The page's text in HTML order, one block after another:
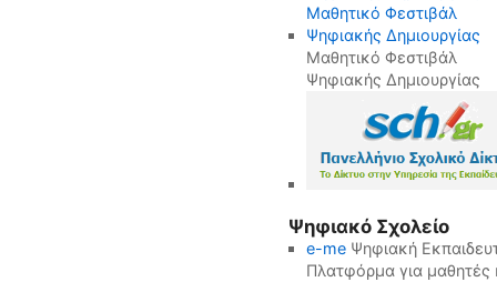
Μαθητικό Φεστιβάλ
Ψηφιακής Δημιουργίας
Ψηφιακό Σχολείο
e-meΨηφιακή
Πλατφόρμα για μαθητές